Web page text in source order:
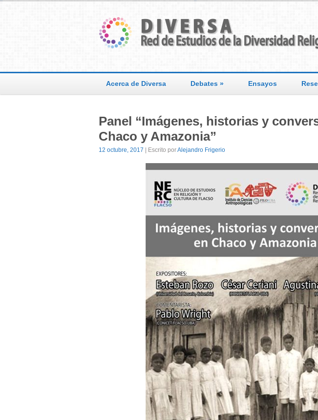
Acerca de Diversa Debates » Ensayos
Panel “Imágenes, historias y
Chaco y Amazonia”
12 octubre, 2017 | Escrito porAlejandro Frigerio